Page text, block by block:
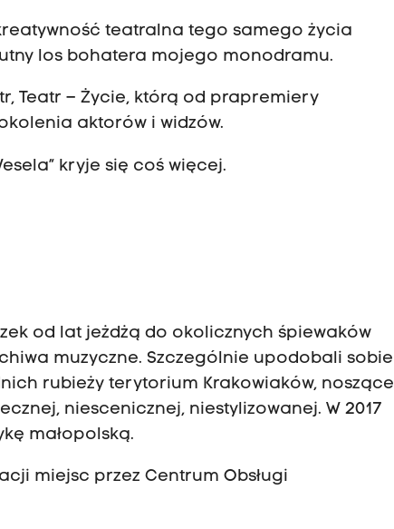
teatralna tego samego życia
los bohatera mojego monodramu.
Teatr – Życie, którą od prapremiery
aktorów i widzów.
kryje się coś więcej.
od lat jeżdżą do okolicznych śpiewaków
muzyczne. Szczególnie upodobali sobie
rubieży terytorium Krakowiaków, noszące
niescenicznej, niestylizowanej. W 2017
małopolską.
miejsc przez Centrum Obsługi